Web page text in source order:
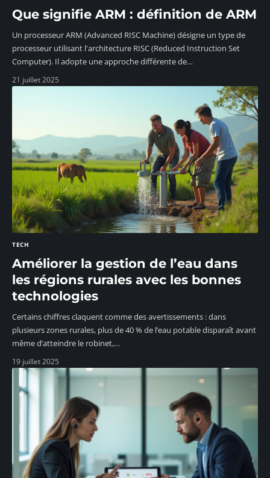
Que signifie ARM : définition de ARM
Un processeur ARM (Advanced RISC Machine) désigne un type de
processeur utilisant l'architecture RISC (Reduced Instruction Set
Computer). Il adopte une approche différente de…
21 juillet 2025
TECH
Améliorer la gestion de l’eau dans
les régions rurales avec les bonnes
technologies
Certains chiffres claquent comme des avertissements : dans
plusieurs zones rurales, plus de 40 % de l’eau potable disparaît avant
même d’atteindre le robinet,…
19 juillet 2025